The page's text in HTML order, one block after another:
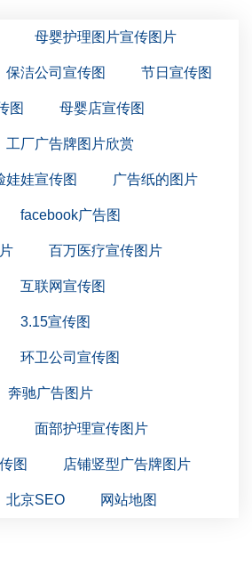
母婴护理图片宣传图片
保洁公司宣传图 节日宣传图
图 母婴店宣传图
工厂广告牌图片欣赏
娃娃宣传图 广告纸的图片
facebook广告图
百万医疗宣传图片
互联网宣传图
3.15宣传图
环卫公司宣传图
奔驰广告图片
面部护理宣传图片
图 店铺竖型广告牌图片
北京SEO 网站地图